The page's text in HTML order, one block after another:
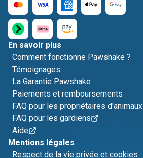
En savoir plus
Comment fonctionne Pawshake ?
Témoignages
La Garantie Pawshake
Paiements et remboursements
FAQ pour les propriétaires d'animaux
FAQ pour les gardiens
Aide
Mentions légales
Respect de la vie privée et cookies